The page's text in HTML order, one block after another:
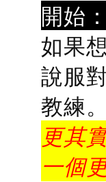
開始：
如果
說服
教練。
更其
一個